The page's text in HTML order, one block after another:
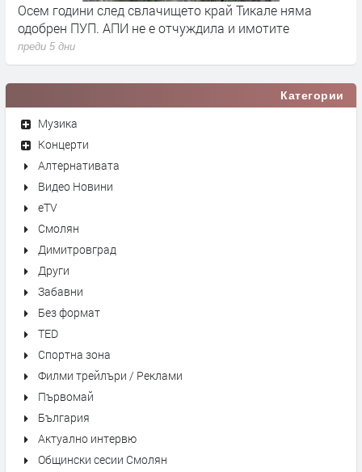
Осем години след свлачището край Тикале няма
одобрен ПУП. АПИ не е отчуждила и имотите
преди 5 дни
Категории
Музика
Концерти
Алтернативата
Видео Новини
eTV
Смолян
Димитровград
Други
Забавни
Без формат
TED
Спортна зона
Филми трейлъри / Реклами
Първомай
България
Актуално интервю
Общински сесии Смолян